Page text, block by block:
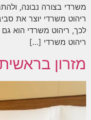
משרדי בצורה נבונה,
ריהוט משרדי יוצר את
לכך, ריהוט משרדי הוא
ריהוט משרדי […]
מזרון